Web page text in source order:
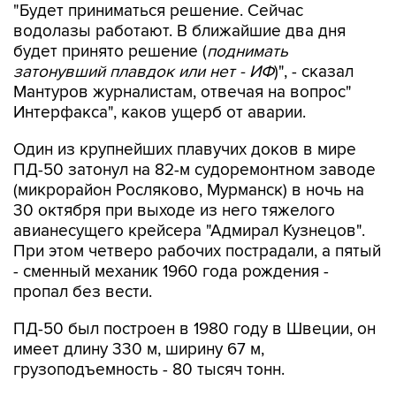
"Будет приниматься решение. Сейчас
водолазы работают. В ближайшие два дня
будет принято решение (поднимать
затонувший плавдок или нет - ИФ)", - сказал
Мантуров журналистам, отвечая на вопрос"
Интерфакса", каков ущерб от аварии.
Один из крупнейших плавучих доков в мире
ПД-50 затонул на 82-м судоремонтном заводе
(микрорайон Росляково, Мурманск) в ночь на
30 октября при выходе из него тяжелого
авианесущего крейсера "Адмирал Кузнецов".
При этом четверо рабочих пострадали, а пятый
- сменный механик 1960 года рождения -
пропал без вести.
ПД-50 был построен в 1980 году в Швеции, он
имеет длину 330 м, ширину 67 м,
грузоподъемность - 80 тысяч тонн.